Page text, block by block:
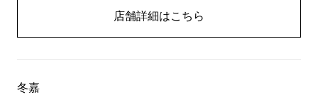
店舗詳細はこちら
冬嘉